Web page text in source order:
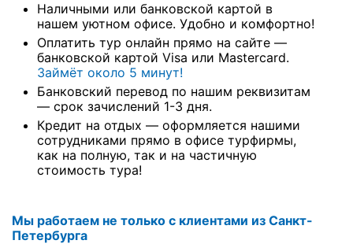
Наличными или банковской картой в
нашем уютном офисе. Удобно и комфортно!
Оплатить тур онлайн прямо на сайте —
банковской картой Visa или Mastercard.
Займёт около 5 минут!
Банковский перевод по нашим реквизитам
— срок зачислений 1-3 дня.
Кредит на отдых — оформляется нашими
сотрудниками прямо в офисе турфирмы,
как на полную, так и на частичную
стоимость тура!
Мы работаем не только с клиентами из Санкт-
Петербурга